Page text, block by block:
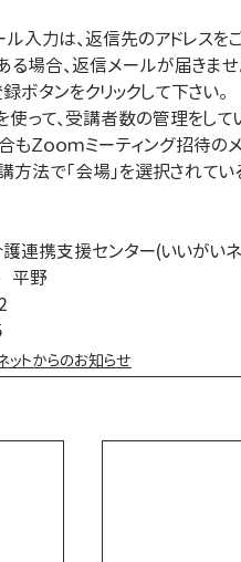
力は、返信先のアドレスを
場合、返信メールが届きませ
タンをクリックして下さい。
って、受講者数の管理をして
の場合もＺｏｏｍミーティング招待
時に受講方法で「会場」を選択さ
連携支援センター(いいがいネ
平野
ットからのお知らせ